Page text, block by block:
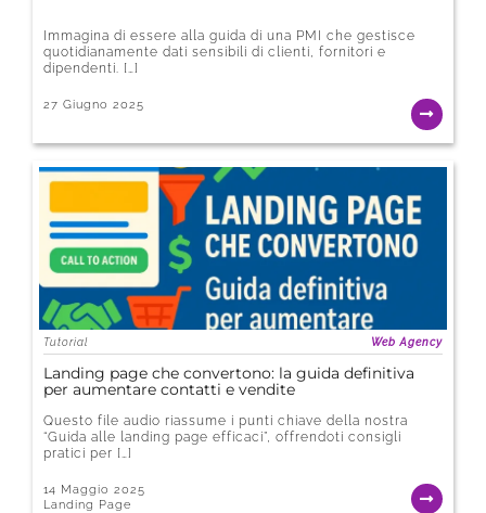
Immagina di essere alla guida di una PMI che gestisce
quotidianamente dati sensibili di clienti, fornitori e
dipendenti. […]
27 Giugno 2025
Tutorial Web Agency
Landing page che convertono: la guida definitiva
per aumentare contatti e vendite
Questo file audio riassume i punti chiave della nostra
“Guida alle landing page efficaci”, offrendoti consigli
pratici per […]
14 Maggio 2025
Landing Page